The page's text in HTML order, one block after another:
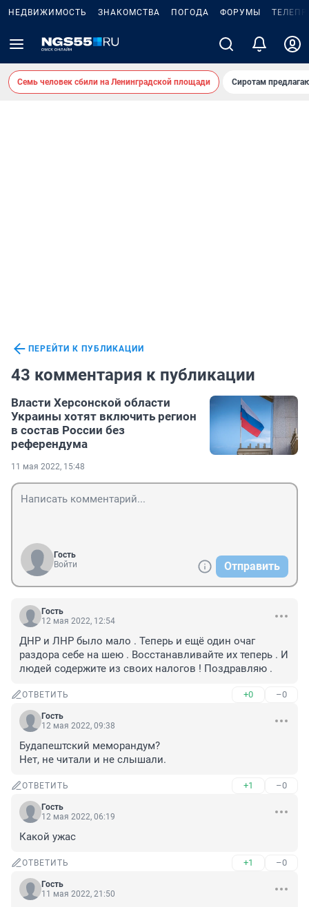
НЕДВИЖИМОСТЬ ЗНАКОМСТВА ПОГОДА ФОРУМЫ
Семь человек сбили на Ленинградской площади Сиротам
ПЕРЕЙТИ К ПУБЛИКАЦИИ
43 комментария к публикации
Власти Херсонской области
Украины хотят включить регион
в состав России без
референдума
11 мая 2022, 15:48
Гость
Войти
Отправить
Гость
12 мая 2022, 12:54
ДНР и ЛНР было мало . Теперь и ещё один очаг
раздора себе на шею . Восстанавливайте их теперь . И
людей содержите из своих налогов ! Поздравляю .
ОТВЕТИТЬ +0 –0
Гость
12 мая 2022, 09:38
Будапештский меморандум?
Нет, не читали и не слышали.
ОТВЕТИТЬ +1 –0
Гость
12 мая 2022, 06:19
Какой ужас
ОТВЕТИТЬ +1 –0
Гость
11 мая 2022, 21:50